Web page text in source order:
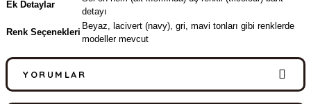
Ek Detaylar
detayı
Renk Seçenekleri
Beyaz, lacivert (navy), gri, mavi tonları gibi renklerde
modeller mevcut
YORUMLAR